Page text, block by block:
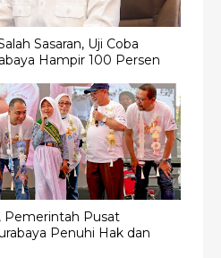
Sasaran, Uji Coba
Hampir 100 Persen
Pemerintah Pusat
Penuhi Hak dan